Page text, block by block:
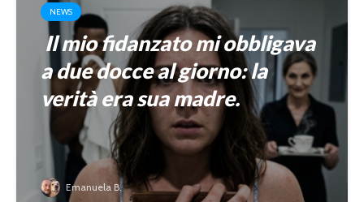
NEWS
Il mio fidanzato mi obbligava
a due docce al giorno: la
verità era sua madre.
Emanuela B.